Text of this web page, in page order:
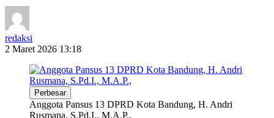
redaksi
2 Maret 2026 13:18
Perbesar
Anggota Pansus 13 DPRD Kota Bandung, H. Andri
Rusmana, S.Pd.I., M.A.P.,